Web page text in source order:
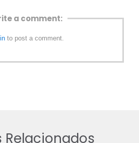
a comment:
to post a comment.
Relacionados